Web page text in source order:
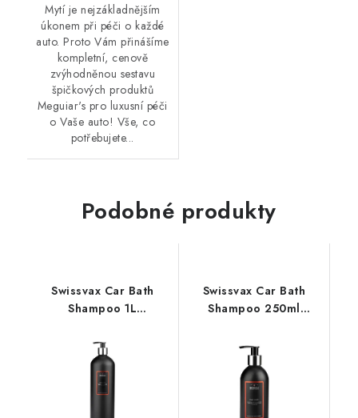
Mytí je nejzákladnějším
úkonem při péči o každé
auto. Proto Vám přinášíme
kompletní, cenově
zvýhodněnou sestavu
špičkových produktů
Meguiar's pro luxusní péči
o Vaše auto! Vše, co
potřebujete...
Podobné produkty
Swissvax Car Bath
Shampoo 1L
Swissvax Car Bath
Shampoo 250ml